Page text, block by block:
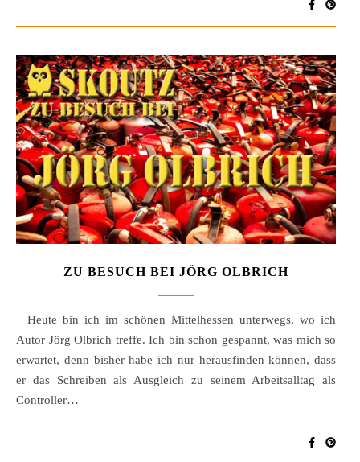
ZU BESUCH BEI JÖRG OLBRICH
Heute bin ich im schönen Mittelhessen unterwegs, wo ich
Autor Jörg Olbrich treffe. Ich bin schon gespannt, was mich so
erwartet, denn bisher habe ich nur herausfinden können, dass
er das Schreiben als Ausgleich zu seinem Arbeitsalltag als
Controller…